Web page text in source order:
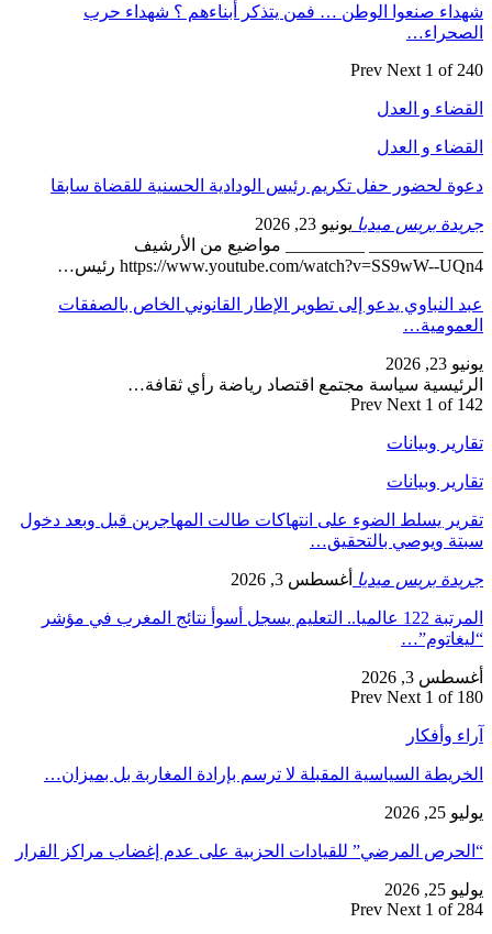
شهداء صنعوا الوطن … فمن يتذكر أبناءهم ؟ شهداء حرب
الصحراء…
Prev Next 1 of 240
القضاء و العدل
القضاء و العدل
دعوة لحضور حفل تكريم رئيس الودادية الحسنية للقضاة سابقا
جريدة بريس ميديا يونيو 23, 2026
_____________ _________ مواضيع من الأرشيف
https://www.youtube.com/watch?v=SS9wW--UQn4 رئيس…
عبد النباوي يدعو إلى تطوير الإطار القانوني الخاص بالصفقات
العمومية…
يونيو 23, 2026
الرئيسية سياسة مجتمع اقتصاد رياضة رأي ثقافة…
Prev Next 1 of 142
تقارير وبيانات
تقارير وبيانات
تقرير يسلط الضوء على انتهاكات طالت المهاجرين قبل وبعد دخول
سبتة ويوصي بالتحقيق…
جريدة بريس ميديا أغسطس 3, 2026
المرتبة 122 عالميا.. التعليم يسجل أسوأ نتائج المغرب في مؤشر
“ليغاتوم”…
أغسطس 3, 2026
Prev Next 1 of 180
آراء وأفكار
الخريطة السياسية المقبلة لا ترسم بإرادة المغاربة بل بميزان…
يوليو 25, 2026
“الحرص المرضي” للقيادات الحزبية على عدم إغضاب مراكز القرار
يوليو 25, 2026
Prev Next 1 of 284